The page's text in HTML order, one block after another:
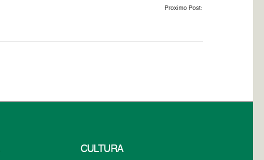
Proximo Post:
CULTURA